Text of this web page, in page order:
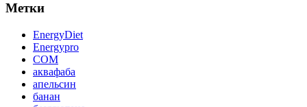
Метки
EnergyDiet
Energypro
СОМ
аквафаба
апельсин
банан